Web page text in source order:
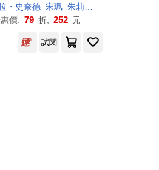
・史奈德 宋珮 朱莉・莫斯黛（Julie Morstad）
價: 79 折, 252 元
試閱